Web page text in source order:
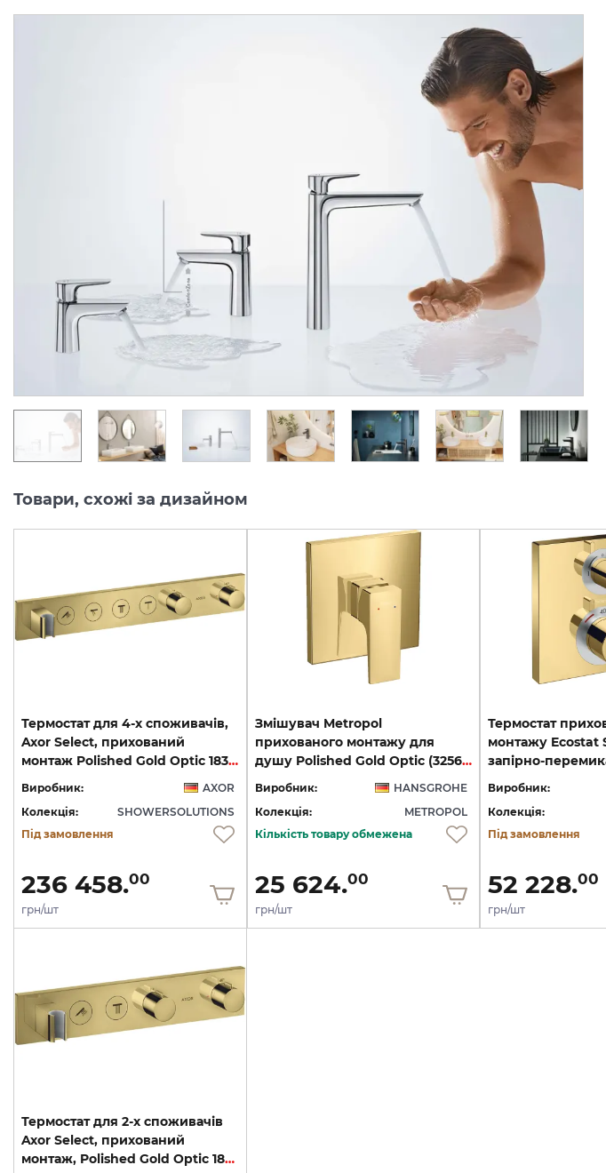
прихованого монтажу
TALIS E
В наявності
9 864. 00
Змішувач Talis E врізний
на край ванни 3 отвори
Виробник:
Колекція:
Кількість товару
обмежена
29 619. 00
Змішувач Talis E для
умивальника на 3 отвори,
Matt Black (71733670)
HANSGROHE
Колекція:
Кількість товару
обмежена
00
грн/шт
Товари, схожі за дизайном
Термостат для 4-х споживачів,
Axor Select, прихований
монтаж Polished Gold Optic 18357990
Виробник:
AXOR
Колекція:
SHOWERSOLUTIONS
Під замовлення
236 458.00
грн/шт
Змішувач Metropol
прихованого монтажу для
душу Polished Gold Optic (32565990)
Виробник:
HANSGROHE
Колекція:
METROPOL
Кількість товару обмежена
25 624.00
грн/шт
Термостат
монтажу Ecostat
Виробник:
Колекція:
Під замовлення
52 228.00
грн/шт
Термостат для 2-х споживачів
Axor Select, прихований
монтаж, Polished Gold Optic 18355990